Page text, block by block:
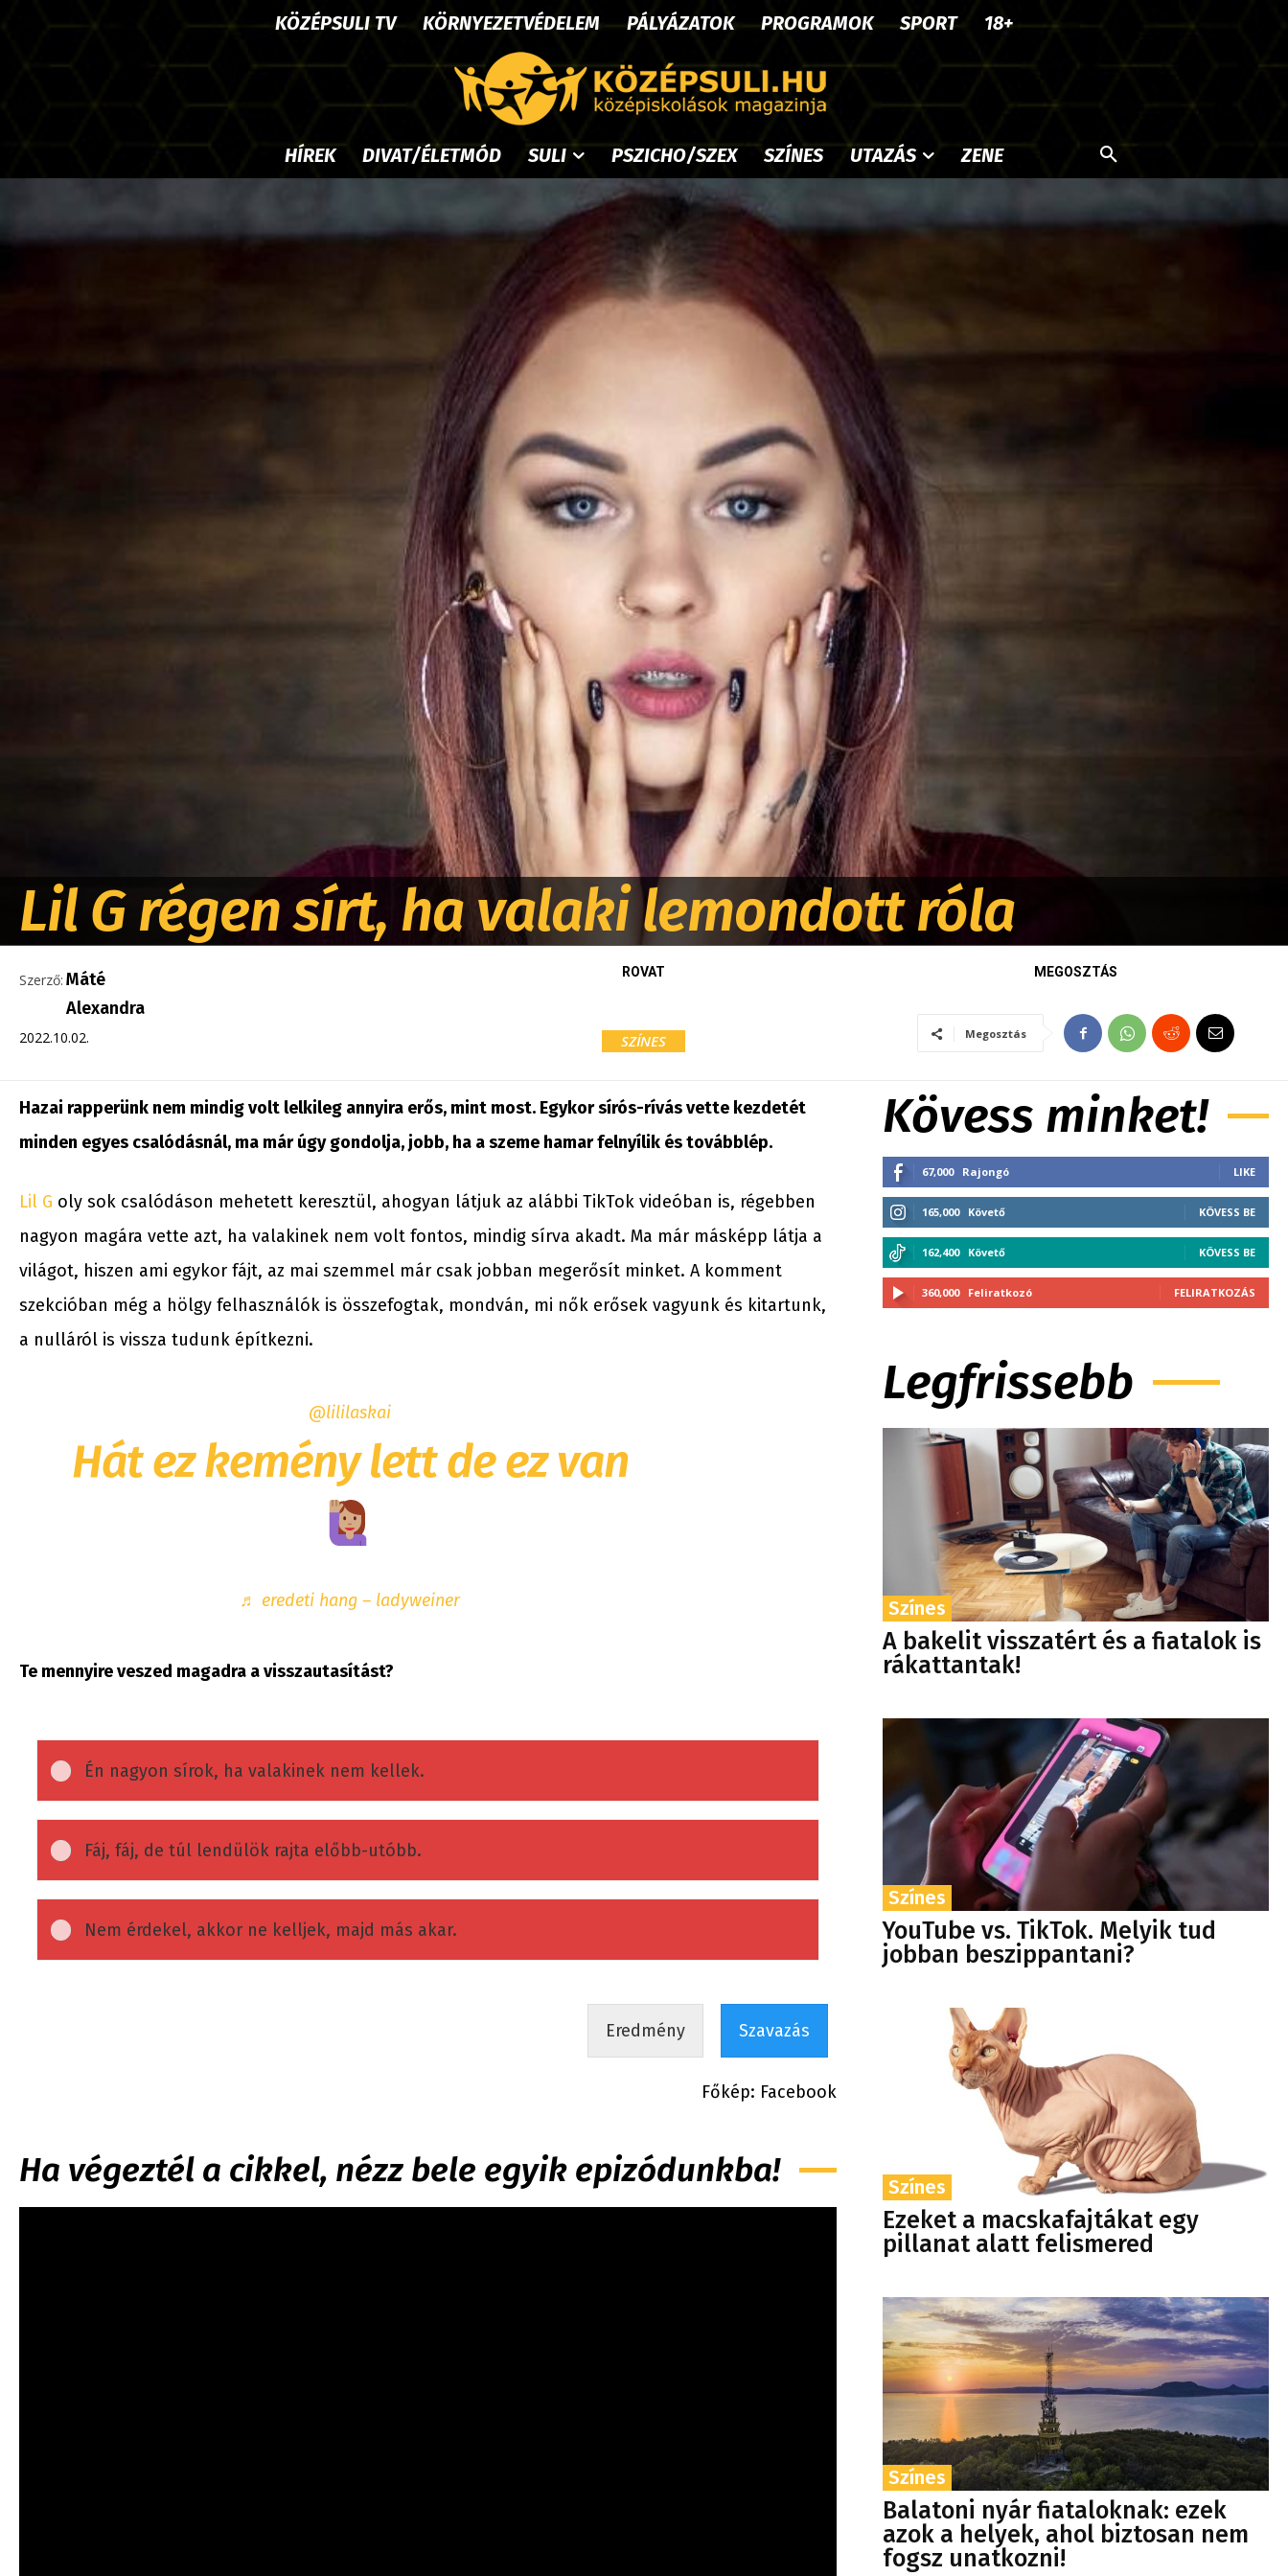
KÖZÉPSULI TV KÖRNYEZETVÉDELEM PÁLYÁZATOK PROGRAMOK SPORT 18+
HÍREK DIVAT/ÉLETMÓD SULI PSZICHO/SZEX SZÍNES UTAZÁS ZENE
Lil G régen sírt, ha valaki lemondott róla
Szerző: Máté
Alexandra
2022.10.02.
ROVAT
SZÍNES
MEGOSZTÁS
Megosztás
Hazai rapperünk nem mindig volt lelkileg annyira erős, mint most. Egykor sírós-rívás vette kezdetét
minden egyes csalódásnál, ma már úgy gondolja, jobb, ha a szeme hamar felnyílik és továbblép.
Lil G oly sok csalódáson mehetett keresztül, ahogyan látjuk az alábbi TikTok videóban is, régebben
nagyon magára vette azt, ha valakinek nem volt fontos, mindig sírva akadt. Ma már másképp látja a
világot, hiszen ami egykor fájt, az mai szemmel már csak jobban megerősít minket. A komment
szekcióban még a hölgy felhasználók is összefogtak, mondván, mi nők erősek vagyunk és kitartunk,
a nulláról is vissza tudunk építkezni.
@lililaskai
Hát ez kemény lett de ez van
♬ eredeti hang – ladyweiner
Te mennyire veszed magadra a visszautasítást?
Én nagyon sírok, ha valakinek nem kellek.
Fáj, fáj, de túl lendülök rajta előbb-utóbb.
Nem érdekel, akkor ne kelljek, majd más akar.
Eredmény Szavazás
Főkép: Facebook
Ha végeztél a cikkel, nézz bele egyik epizódunkba!
Kövess minket!
67,000 Rajongó LIKE
165,000 Követő KÖVESS BE
162,400 Követő KÖVESS BE
360,000 Feliratkozó FELIRATKOZÁS
Legfrissebb
Színes
A bakelit visszatért és a fiatalok is
rákattantak!
Színes
YouTube vs. TikTok. Melyik tud
jobban beszippantani?
Színes
Ezeket a macskafajtákat egy
pillanat alatt felismered
Színes
Balatoni nyár fiataloknak: ezek
azok a helyek, ahol biztosan nem
fogsz unatkozni!